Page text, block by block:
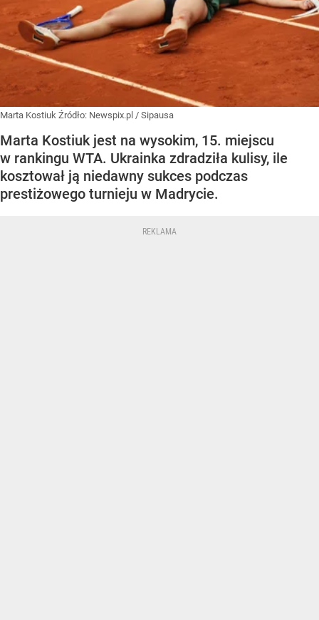
Marta Kostiuk Źródło: Newspix.pl / Sipausa
Marta Kostiuk jest na wysokim, 15. miejscu
w rankingu WTA. Ukrainka zdradziła kulisy, ile
kosztował ją niedawny sukces podczas
prestiżowego turnieju w Madrycie.